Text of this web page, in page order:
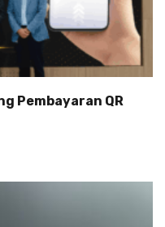
Pembayaran QR